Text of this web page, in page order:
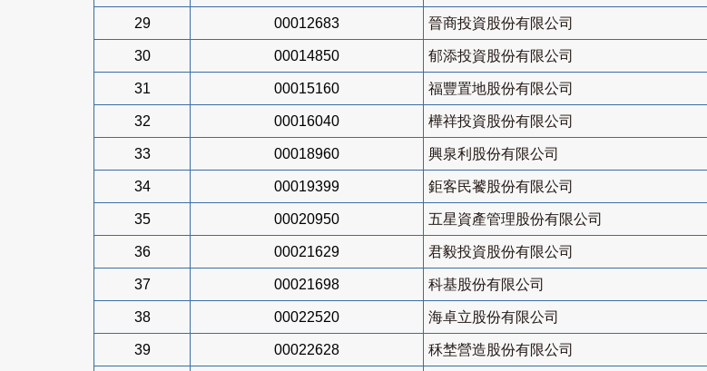
29 00012683 晉商投資股份有限公司
30 00014850 郁添投資股份有限公司
31 00015160 福豐置地股份有限公司
32 00016040 樺祥投資股份有限公司
33 00018960 興泉利股份有限公司
34 00019399 鉅客民饕股份有限公司
35 00020950 五星資產管理股份有限公司
36 00021629 君毅投資股份有限公司
37 00021698 科基股份有限公司
38 00022520 海卓立股份有限公司
39 00022628 秝埜營造股份有限公司